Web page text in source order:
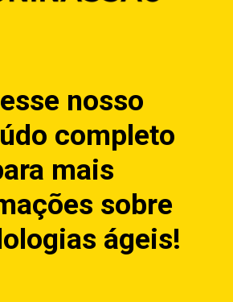
nosso
completo
mais
sobre
ágeis!